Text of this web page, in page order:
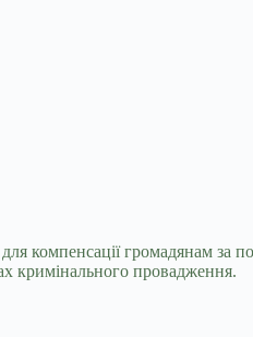
компенсації громадянам
кримінального провадження.